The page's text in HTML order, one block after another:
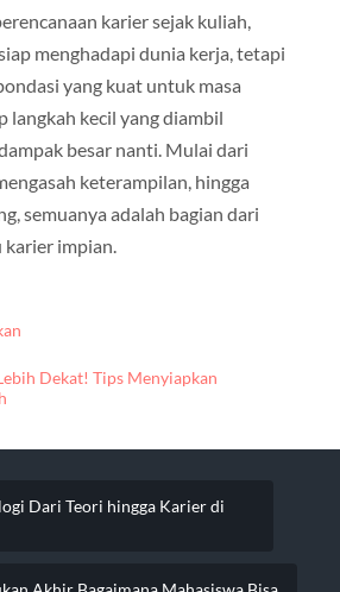
karier sejak kuliah,
menghadapi dunia kerja, tetapi
yang kuat untuk masa
langkah kecil yang diambil
besar nanti. Mulai dari
keterampilan, hingga
semuanya adalah bagian dari
karier impian.
Dekat! Tips Menyiapkan
Dari Teori hingga Karier di